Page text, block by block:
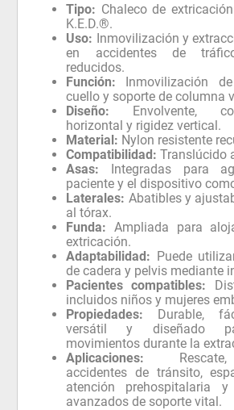
Tipo: Chaleco de
K.E.D.®.
Uso: Inmovilización y
en accidentes de
reducidos.
Función: Inmovilización
cuello y soporte de columna
Diseño: Envolvente,
horizontal y rigidez vertical.
Material: Nylon resistente
Compatibilidad: Translúcido
Asas: Integradas para
paciente y el dispositivo
Laterales: Abatibles y
al tórax.
Funda: Ampliada para
extricación.
Adaptabilidad: Puede
de cadera y pelvis mediante
Pacientes compatibles:
incluidos niños y mujeres
Propiedades: Durable,
versátil y diseñado
movimientos durante la
Aplicaciones: Rescate,
accidentes de tránsito,
atención prehospitalaria y
avanzados de soporte vital.